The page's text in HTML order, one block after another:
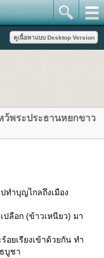
พระประธานหยกขาว
ทำบุญไกลถึงเมือง
ลือก (ข้าวเหนียว) มา
ยเรียงเข้าด้วยกัน ทำ
บูชา